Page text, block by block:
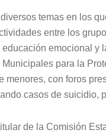
temas en los
entre los
emocional y
Municipales para la
menores, con foros
casos de suicidio,
de la Comisión